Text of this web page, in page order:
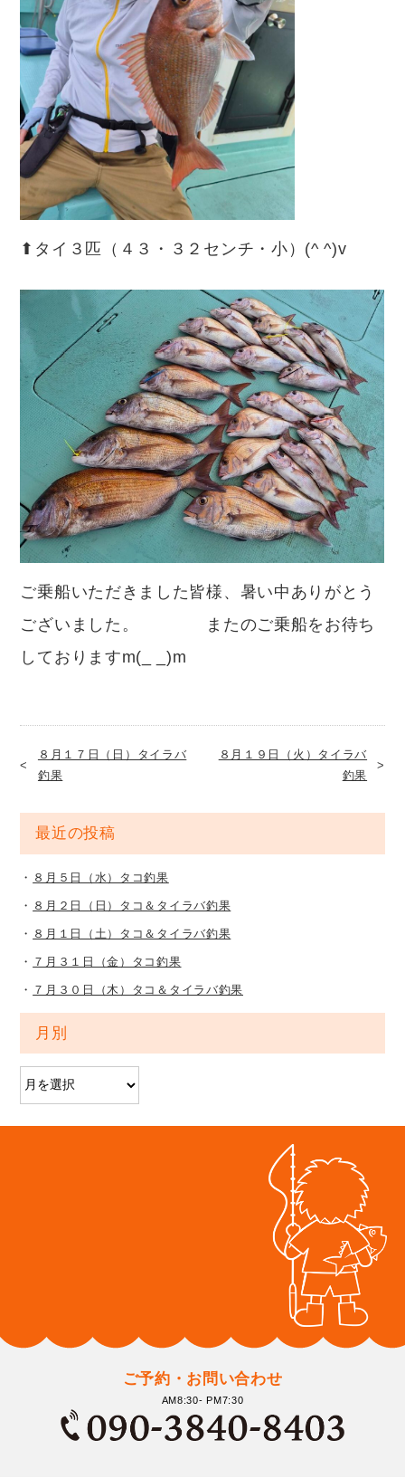
⬆︎タイ３匹（４３・３２センチ・小）(^ ^)v
ご乗船いただきました皆様、暑い中ありがとう
ございました。 またのご乗船をお待ち
しておりますm(_ _)m
８月１７日（日）タイラバ
釣果
８月１９日（火）タイラバ
釣果
最近の投稿
８月５日（水）タコ釣果
８月２日（日）タコ＆タイラバ釣果
８月１日（土）タコ＆タイラバ釣果
７月３１日（金）タコ釣果
７月３０日（木）タコ＆タイラバ釣果
月別
ご予約・お問い合わせ
AM8:30- PM7:30